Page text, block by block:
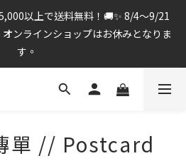
以上で送料無料！🚚✨ 8/4〜9/21
ンラインショップはお休みとなりま
す。
單 // Postcard